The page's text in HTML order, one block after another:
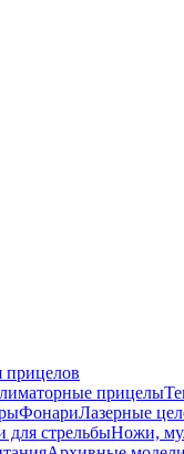
прицелы
ФонариЛазерные
стрельбыНожи,